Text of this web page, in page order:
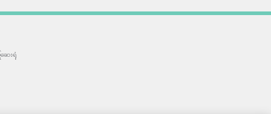
ေးရုံ